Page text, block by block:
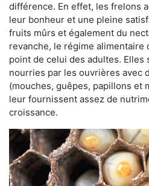
différence. En effet, les frelons
leur bonheur et une pleine
fruits mûrs et également du
revanche, le régime
point de celui des adultes.
nourries par les ouvrières avec
(mouches, guêpes, papillons et
leur fournissent assez de
croissance.